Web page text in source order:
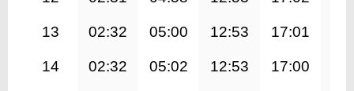
13 02:32 05:00 12:53 17:01
14 02:32 05:02 12:53 17:00